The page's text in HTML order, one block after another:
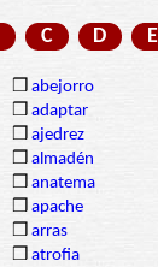
C D E
❒ abejorro
❒ adaptar
❒ ajedrez
❒ almadén
❒ anatema
❒ apache
❒ arras
❒ atrofia